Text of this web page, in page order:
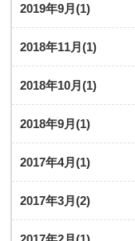
2019年9月(1)
2018年11月(1)
2018年10月(1)
2018年9月(1)
2017年4月(1)
2017年3月(2)